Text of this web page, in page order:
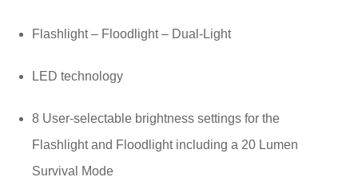
Flashlight – Floodlight – Dual-Light
LED technology
8 User-selectable brightness settings for the
Flashlight and Floodlight including a 20 Lumen
Survival Mode